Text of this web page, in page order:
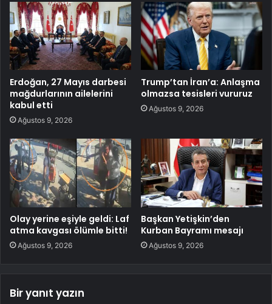
Erdoğan, 27 Mayıs darbesi
mağdurlarının ailelerini
kabul etti
Ağustos 9, 2026
Trump’tan İran’a: Anlaşma
olmazsa tesisleri vururuz
Ağustos 9, 2026
Olay yerine eşiyle geldi: Laf
atma kavgası ölümle bitti!
Ağustos 9, 2026
Başkan Yetişkin’den
Kurban Bayramı mesajı
Ağustos 9, 2026
Bir yanıt yazın